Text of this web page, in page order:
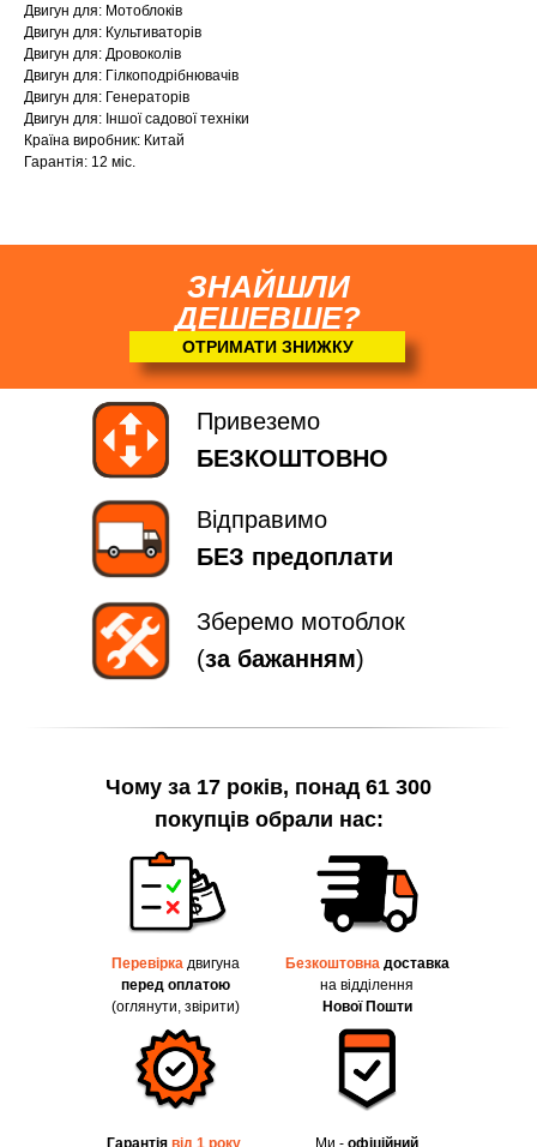
Двигун для: Мотоблоків
Двигун для: Культиваторів
Двигун для: Дровоколів
Двигун для: Гілкоподрібнювачів
Двигун для: Генераторів
Двигун для: Іншої садової техніки
Країна виробник: Китай
Гарантія: 12 міс.
ЗНАЙШЛИ
ДЕШЕВШЕ?
ОТРИМАТИ ЗНИЖКУ
Відправимо
БЕЗ предоплати
Привеземо
БЕЗКОШТОВНО
Зберемо мотоблок
(за бажанням)
Чому за 17 років, понад 61 300
покупців обрали нас:
Перевірка двигуна
перед оплатою
(оглянути, звірити)
Гарантія від 1 року
Безкоштовна доставка
на відділення
Нової Пошти
Ми - офіційний